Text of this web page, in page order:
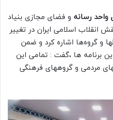
واحد رسانه و فضای مجازی بنیاد
اسلامی ایران در تغییر
و گروه‌ها اشاره کرد و ضمن
برنامه ها ،گفت : تمامی این
مردمی و گروههای فرهنگی